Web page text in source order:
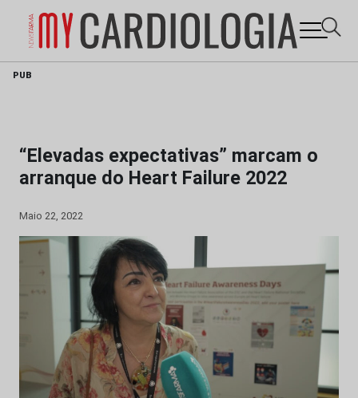
Skip
PUB
“Elevadas expectativas” marcam o
arranque do Heart Failure 2022
Maio 22, 2022